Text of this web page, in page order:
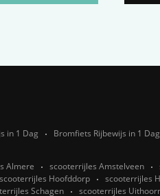
in 1 Dag Bromfiets Rijbewijs in 1 Dag
Almere scooterrijles Amstelveen
scooterrijles Hoofddorp scooterrijles
Schagen scooterrijles